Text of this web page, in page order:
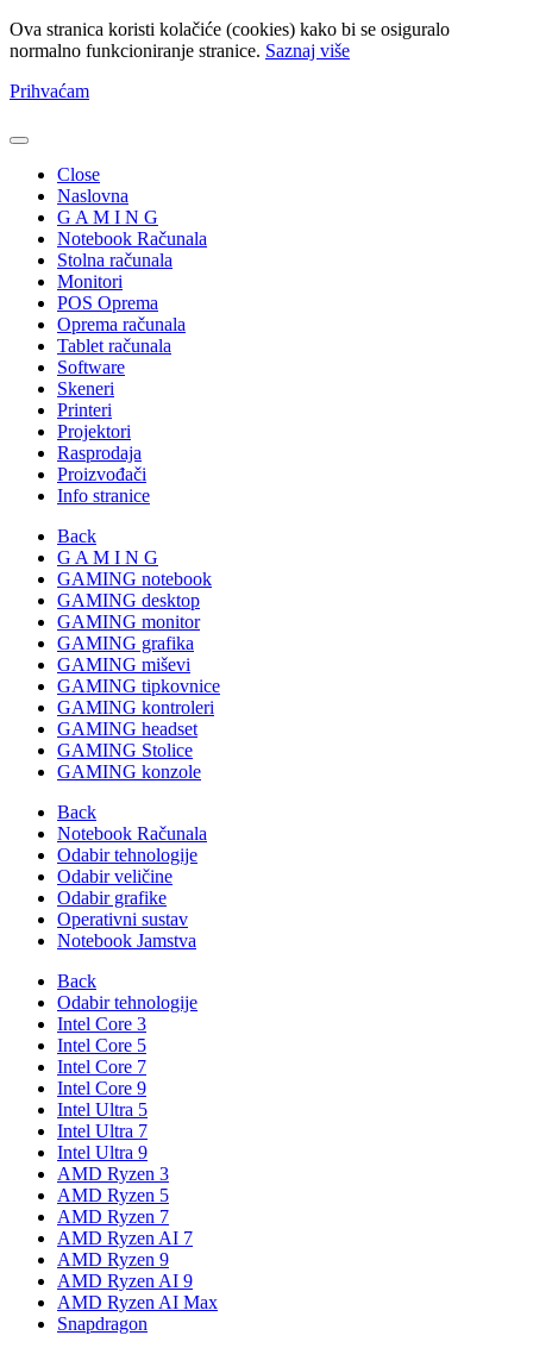
Ova stranica koristi kolačiće (cookies) kako bi se osiguralo
normalno funkcioniranje stranice. Saznaj više
Prihvaćam
Close
Naslovna
G A M I N G
Notebook Računala
Stolna računala
Monitori
POS Oprema
Oprema računala
Tablet računala
Software
Skeneri
Printeri
Projektori
Rasprodaja
Proizvođači
Info stranice
Back
G A M I N G
GAMING notebook
GAMING desktop
GAMING monitor
GAMING grafika
GAMING miševi
GAMING tipkovnice
GAMING kontroleri
GAMING headset
GAMING Stolice
GAMING konzole
Back
Notebook Računala
Odabir tehnologije
Odabir veličine
Odabir grafike
Operativni sustav
Notebook Jamstva
Back
Odabir tehnologije
Intel Core 3
Intel Core 5
Intel Core 7
Intel Core 9
Intel Ultra 5
Intel Ultra 7
Intel Ultra 9
AMD Ryzen 3
AMD Ryzen 5
AMD Ryzen 7
AMD Ryzen AI 7
AMD Ryzen 9
AMD Ryzen AI 9
AMD Ryzen AI Max
Snapdragon